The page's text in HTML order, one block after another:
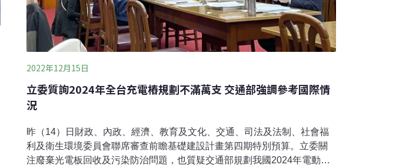
2022年12月15日
立委質詢2024年全台充電樁規劃不滿萬支 交通部強調參考國際情
況
昨（14）日財政、內政、經濟、教育及文化、交通、司法及法制、社會福
利及衛生環境委員會聯席審查前瞻基礎建設計畫第四期特別預算。立委關
注廢棄光電板回收及污染防治問題，也質疑交通部規劃我國2024年電動車